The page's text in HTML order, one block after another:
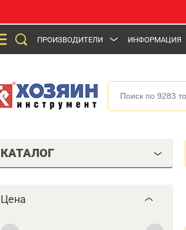
ПРОИЗВОДИТЕЛИ ИНФОРМАЦИЯ
КАТАЛОГ
Цена